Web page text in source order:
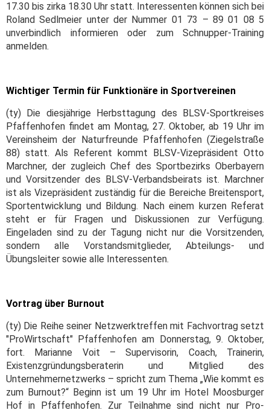
17.30 bis zirka 18.30 Uhr statt. Interessenten können sich bei
Roland Sedlmeier unter der Nummer 01 73 – 89 01 08 5
unverbindlich informieren oder zum Schnupper-Training
anmelden.
Wichtiger Termin für Funktionäre in Sportvereinen
(ty) Die diesjährige Herbsttagung des BLSV-Sportkreises
Pfaffenhofen findet am Montag, 27. Oktober, ab 19 Uhr im
Vereinsheim der Naturfreunde Pfaffenhofen (Ziegelstraße
88) statt. Als Referent kommt BLSV-Vizepräsident Otto
Marchner, der zugleich Chef des Sportbezirks Oberbayern
und Vorsitzender des BLSV-Verbandsbeirats ist. Marchner
ist als Vizepräsident zuständig für die Bereiche Breitensport,
Sportentwicklung und Bildung. Nach einem kurzen Referat
steht er für Fragen und Diskussionen zur Verfügung.
Eingeladen sind zu der Tagung nicht nur die Vorsitzenden,
sondern alle Vorstandsmitglieder, Abteilungs- und
Übungsleiter sowie alle Interessenten.
Vortrag über Burnout
(ty) Die Reihe seiner Netzwerktreffen mit Fachvortrag setzt
"ProWirtschaft" Pfaffenhofen am Donnerstag, 9. Oktober,
fort. Marianne Voit – Supervisorin, Coach, Trainerin,
Existenzgründungsberaterin und Mitglied des
Unternehmernetzwerks – spricht zum Thema „Wie kommt es
zum Burnout?“ Beginn ist um 19 Uhr im Hotel Moosburger
Hof in Pfaffenhofen. Zur Teilnahme sind nicht nur Pro-